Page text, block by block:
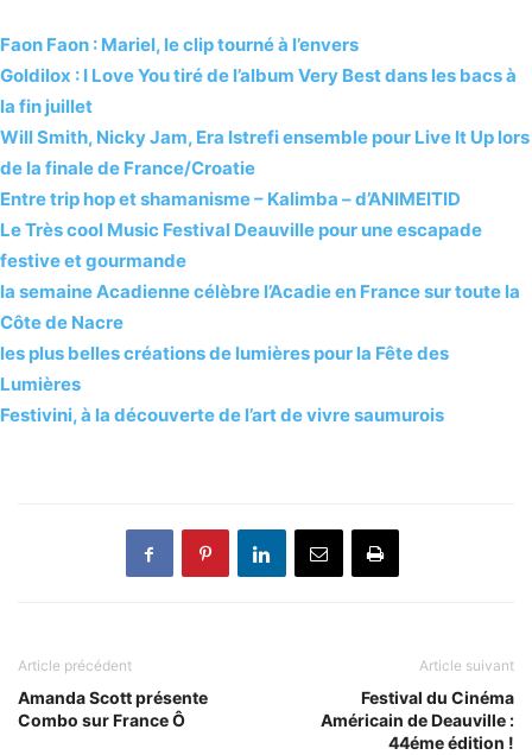
Faon Faon : Mariel, le clip tourné à l’envers
Goldilox : I Love You tiré de l’album Very Best dans les bacs à
la fin juillet
Will Smith, Nicky Jam, Era Istrefi ensemble pour Live It Up lors
de la finale de France/Croatie
Entre trip hop et shamanisme – Kalimba – d’ANIMEITID
Le Très cool Music Festival Deauville pour une escapade
festive et gourmande
la semaine Acadienne célèbre l’Acadie en France sur toute la
Côte de Nacre
les plus belles créations de lumières pour la Fête des
Lumières
Festivini, à la découverte de l’art de vivre saumurois
Article précédent
Amanda Scott présente
Combo sur France Ô
Article suivant
Festival du Cinéma
Américain de Deauville :
44éme édition !